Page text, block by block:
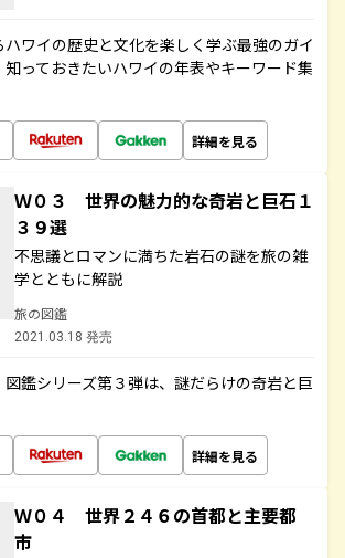
ハワイの歴史と文化を楽しく学ぶ最強のガイ
知っておきたいハワイの年表やキーワード集
詳細を見る
Ｗ０３ 世界の魅力的な奇岩と巨石１
３９選
不思議とロマンに満ちた岩石の謎を旅の雑
学とともに解説
旅の図鑑
2021.03.18 発売
図鑑シリーズ第３弾は、謎だらけの奇岩と巨
詳細を見る
Ｗ０４ 世界２４６の首都と主要都
市